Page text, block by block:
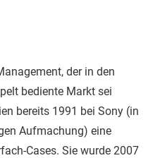
der in den
bediente Markt sei
bereits 1991 bei Sony (in
Aufmachung) eine
Cases. Sie wurde 2007